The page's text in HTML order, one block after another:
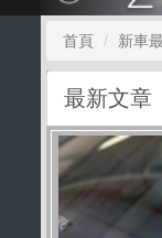
首頁 新車
最新文章